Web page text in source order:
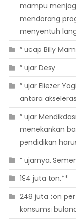
mampu
mendorong
menyentuh
” ucap Billy
” ujar Desy
” ujar Eliezer
antara
” ujar
menekankan
pendidikan
” ujarnya.
194 juta ton.**
248 juta ton per
konsumsi